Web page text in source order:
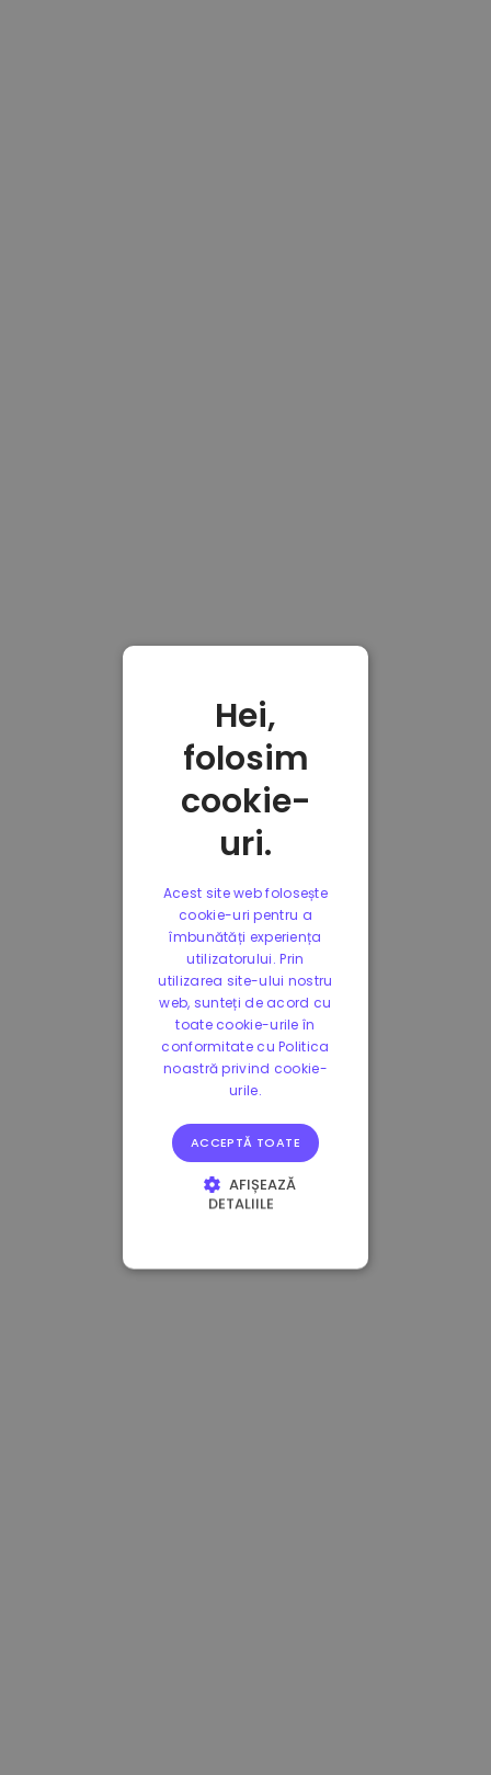
Hei,
folosim
cookie-
uri.
Acest site web folosește
cookie-uri pentru a
îmbunătăți experiența
utilizatorului. Prin
utilizarea site-ului nostru
web, sunteți de acord cu
toate cookie-urile în
conformitate cu Politica
noastră privind cookie-
urile.
ACCEPTĂ TOATE
AFIȘEAZĂ
DETALIILE